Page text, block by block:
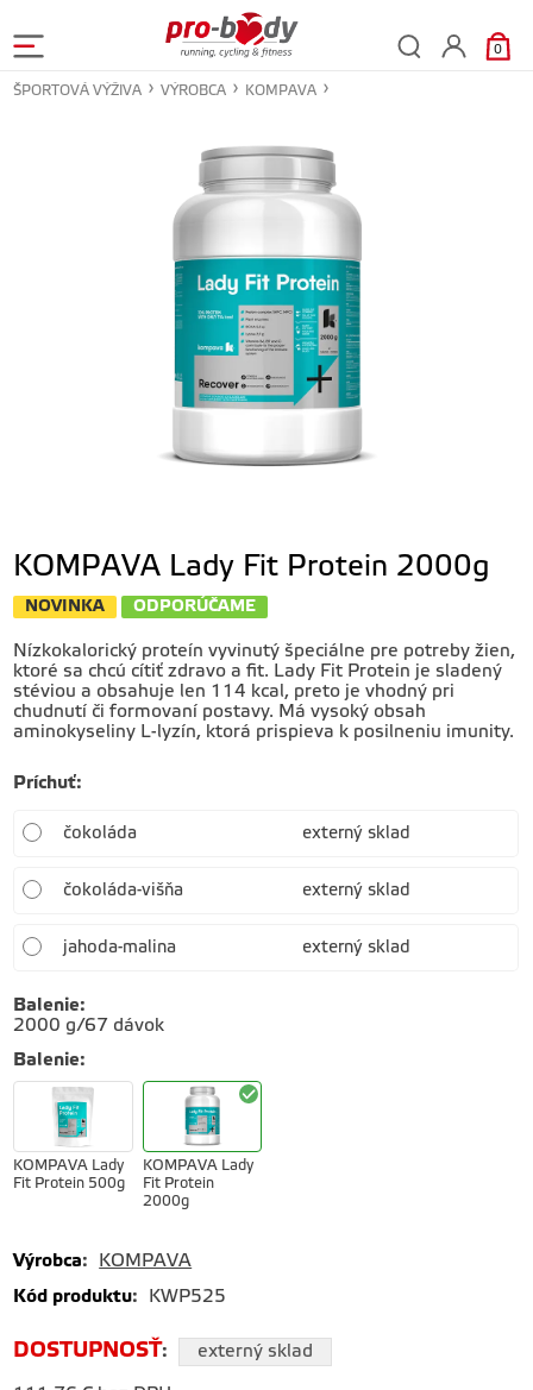
0
ŠPORTOVÁ VÝŽIVA VÝROBCA KOMPAVA
KOMPAVA Lady Fit Protein 2000g
NOVINKA ODPORÚČAME
Nízkokalorický proteín vyvinutý špeciálne pre potreby žien,
ktoré sa chcú cítiť zdravo a fit. Lady Fit Protein je sladený
stéviou a obsahuje len 114 kcal, preto je vhodný pri
chudnutí či formovaní postavy. Má vysoký obsah
aminokyseliny L-lyzín, ktorá prispieva k posilneniu imunity.
Príchuť:
čokoláda externý sklad
čokoláda-višňa externý sklad
jahoda-malina externý sklad
Balenie:
2000 g/67 dávok
Balenie:
KOMPAVA Lady
Fit Protein 500g
KOMPAVA Lady
Fit Protein
2000g
Výrobca: KOMPAVA
Kód produktu: KWP525
DOSTUPNOSŤ: externý sklad